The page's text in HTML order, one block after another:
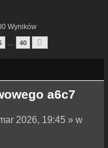
Wyników
40
a6c7
2026, 19:45 » w